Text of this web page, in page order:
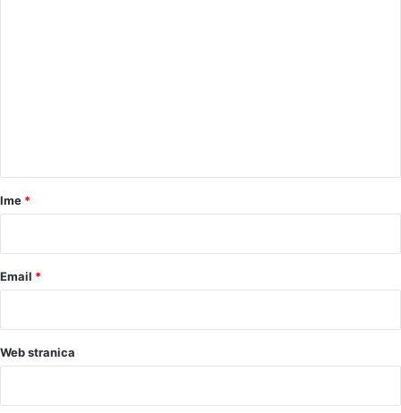
rIme *
Email *
Web stranica